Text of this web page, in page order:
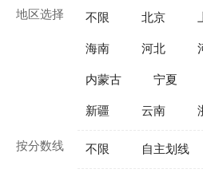
地区选择 不限 北京
海南 河北
内蒙古 宁夏
新疆 云南
按分数线 不限 自主划线